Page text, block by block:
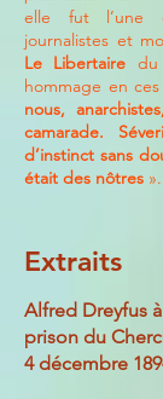
elle fut l’une
journalistes et
Le Libertaire
hommage en
nous,
camarade.
d’instinct sans
était des nôtres ».
Extraits
Alfred Dreyfus
prison du
4 décembre